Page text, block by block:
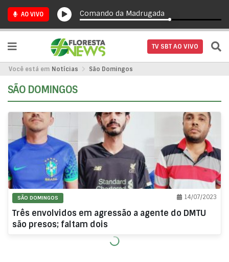
AO VIVO Comando da Madrugada
TV SBT AO VIVO
Você está em Notícias São Domingos
SÃO DOMINGOS
14/07/2023
SÃO DOMINGOS
Três envolvidos em agressão a agente do DMTU
são presos; faltam dois